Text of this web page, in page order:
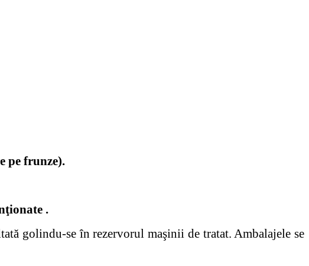
pe frunze).
.
golindu-se în rezervorul maşinii de tratat. Ambalajele se